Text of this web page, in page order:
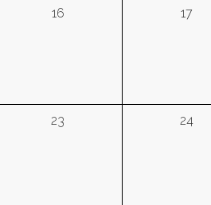
16 17
23 24